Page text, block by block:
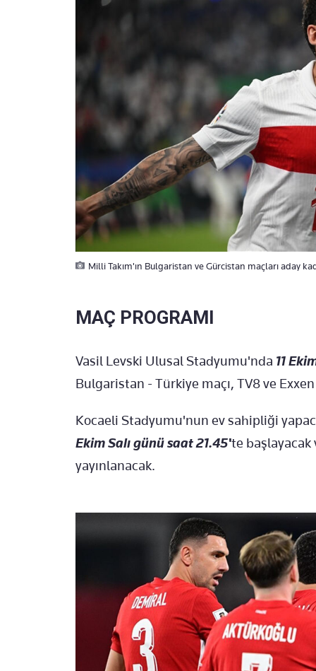
Milli Takım'ın Bulgaristan ve Gürcistan maçları aday
MAÇ PROGRAMI
Vasil Levski Ulusal Stadyumu'nda 11
Bulgaristan - Türkiye maçı, TV8 ve
Kocaeli Stadyumu'nun ev sahipliği
Ekim Salı günü saat 21.45'te
yayınlanacak.